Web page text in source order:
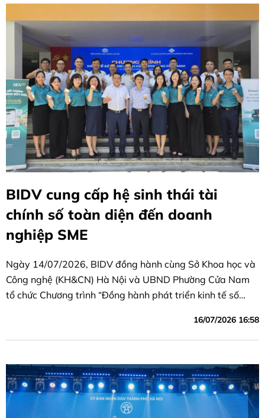
BIDV cung cấp hệ sinh thái tài
chính số toàn diện đến doanh
nghiệp SME
Ngày 14/07/2026, BIDV đồng hành cùng Sở Khoa học và
Công nghệ (KH&CN) Hà Nội và UBND Phường Cửa Nam
tổ chức Chương trình “Đồng hành phát triển kinh tế số
16/07/2026 16:58